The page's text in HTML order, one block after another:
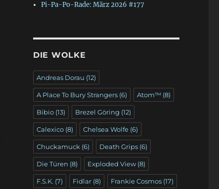
Pi-Pa-Po-Rade: März 2026 #177
DIE WOLKE
Andreas Dorau (12)
A Place To Bury Strangers(6) Atom™ (8)
Bibio(13) Brezel Göring (12)
Calexico(8) Chelsea Wolfe(6)
Chuckamuck (6) Death Grips(6)
Die Türen (8) Exploded View(8)
F.S.K. (7) Fidlar(8) Frankie Cosmos(17)